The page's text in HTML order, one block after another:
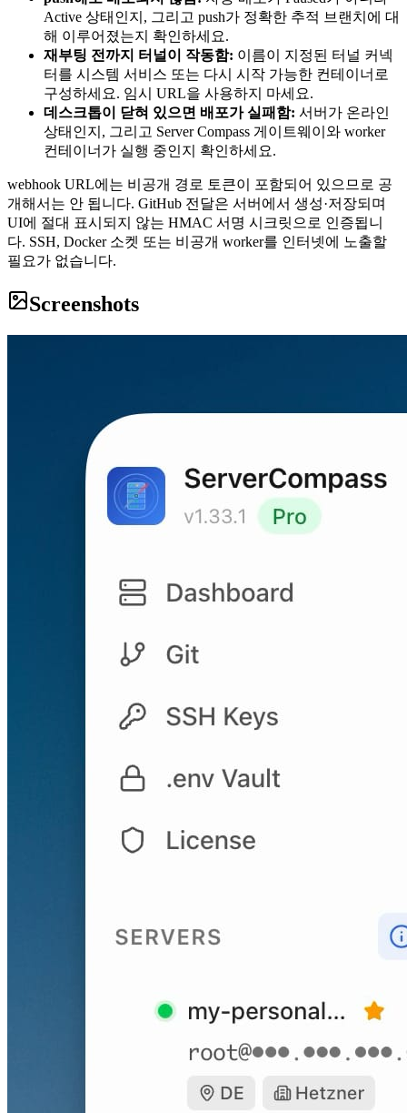
Active 상태인지, 그리고 push가 정확한 추적 브랜치에 대
해 이루어졌는지 확인하세요.
재부팅 전까지 터널이 작동함: 이름이 지정된 터널 커넥
터를 시스템 서비스 또는 다시 시작 가능한 컨테이너로
구성하세요. 임시 URL을 사용하지 마세요.
데스크톱이 닫혀 있으면 배포가 실패함: 서버가 온라인
상태인지, 그리고 Server Compass 게이트웨이와 worker
컨테이너가 실행 중인지 확인하세요.
webhook URL에는 비공개 경로 토큰이 포함되어 있으므로 공
개해서는 안 됩니다. GitHub 전달은 서버에서 생성·저장되며
UI에 절대 표시되지 않는 HMAC 서명 시크릿으로 인증됩니
다. SSH, Docker 소켓 또는 비공개 worker를 인터넷에 노출할
필요가 없습니다.
Screenshots